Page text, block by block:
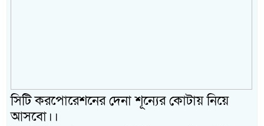
সিটি করপোরেশনের দেনা শূন্যের কোটায় নিয়ে
আসবো।।